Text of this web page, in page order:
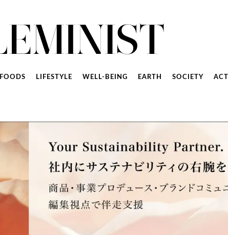
FOODS LIFESTYLE WELL-BEING EARTH SOCIETY